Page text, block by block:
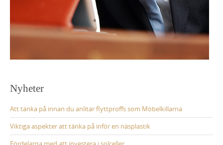
Nyheter
Att tänka på innan du anlitar flyttproffs som Möbelkillarna
Viktiga aspekter att tänka på inför en näsplastik